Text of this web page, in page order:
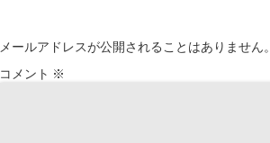
メールアドレスが公開されることはありません。
コメント ※